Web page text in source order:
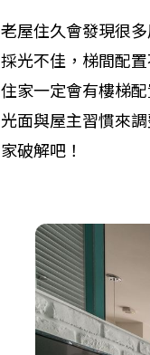
老屋住久會發現很
採光不佳，梯間配
住家一定會有樓梯
光面與屋主習慣來
家破解吧！